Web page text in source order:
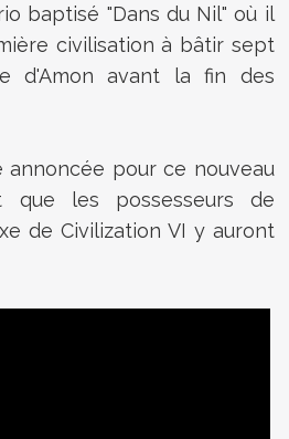
baptisé "Dans du Nil" où il
civilisation à bâtir sept
d'Amon avant la fin des
annoncée pour ce nouveau
que les possesseurs de
de Civilization VI y auront